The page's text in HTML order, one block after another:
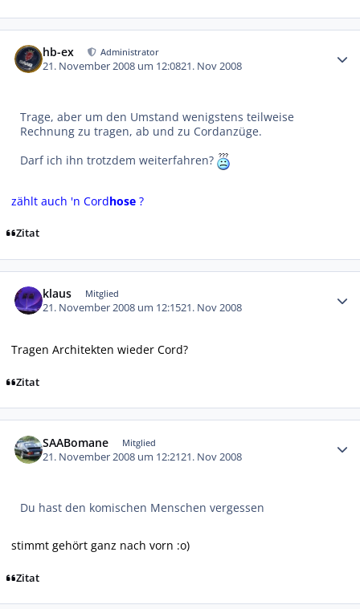
hb-ex Administrator
21. November 2008 um 12:0821. Nov 2008
Trage, aber um den Umstand wenigstens teilweise
Rechnung zu tragen, ab und zu Cordanzüge.
Darf ich ihn trotzdem weiterfahren?
zählt auch 'n Cordhose ?
Zitat
klaus Mitglied
21. November 2008 um 12:1521. Nov 2008
Tragen Architekten wieder Cord?
Zitat
SAABomane Mitglied
21. November 2008 um 12:2121. Nov 2008
Du hast den komischen Menschen vergessen
stimmt gehört ganz nach vorn :o)
Zitat